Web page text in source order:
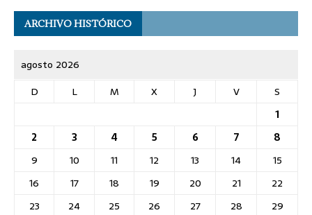
ARCHIVO HISTÓRICO
agosto 2026
D
L M X J V
S
1
2
3 4 5 6 7
8
9
10 11 12 13 14
15
16
17 18 19 20 21
22
23
24 25 26 27 28
29